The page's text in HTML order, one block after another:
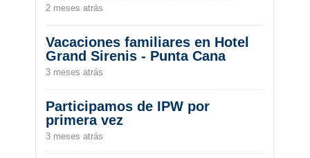
2 meses atrás
Vacaciones familiares en Hotel
Grand Sirenis - Punta Cana
3 meses atrás
Participamos de IPW por
primera vez
3 meses atrás